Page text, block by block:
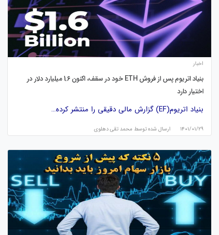
اخبار
بنیاد اتریوم پس از فروش ETH خود در سقف، اکنون 1.6 میلیارد دلار در
اختیار دارد
بنیاد اتریوم(EF) گزارش مالی دقیقی را منتشر کرده…
۱۴۰۱/۰۱/۲۹ ارسال شده توسط محمد تقی دهلوی